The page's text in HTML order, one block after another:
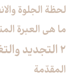
لحظة الجلوة
ما هي العبرة
2 التجديد والتغيير في النبوّة
المقدّمة